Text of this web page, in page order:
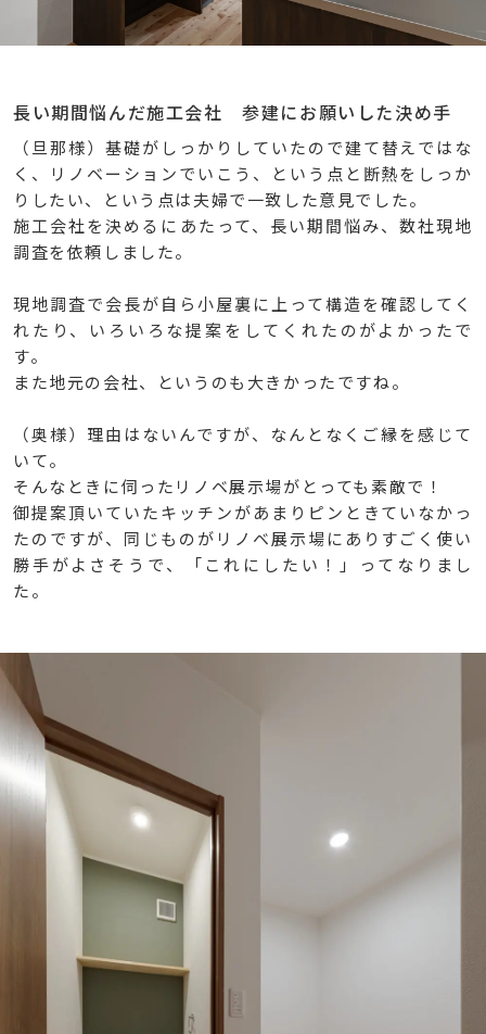
長い期間悩んだ施工会社 参建にお願いした決め手
（旦那様）基礎がしっかりしていたので建て替えではな
く、リノベーションでいこう、という点と断熱をしっか
りしたい、という点は夫婦で一致した意見でした。
施工会社を決めるにあたって、長い期間悩み、数社現地
調査を依頼しました。
現地調査で会長が自ら小屋裏に上って構造を確認してく
れたり、いろいろな提案をしてくれたのがよかったで
す。
また地元の会社、というのも大きかったですね。
（奥様）理由はないんですが、なんとなくご縁を感じて
いて。
そんなときに伺ったリノベ展示場がとっても素敵で！
御提案頂いていたキッチンがあまりピンときていなかっ
たのですが、同じものがリノベ展示場にありすごく使い
勝手がよさそうで、「これにしたい！」ってなりまし
た。